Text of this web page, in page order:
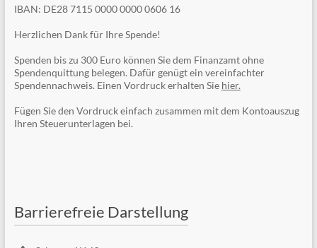
IBAN: DE28 7115 0000 0000 0606 16
Herzlichen Dank für Ihre Spende!
Spenden bis zu 300 Euro können Sie dem Finanzamt ohne
Spendenquittung belegen. Dafür genügt ein vereinfachter
Spendennachweis. Einen Vordruck erhalten Sie hier.
Fügen Sie den Vordruck einfach zusammen mit dem Kontoauszug
Ihren Steuerunterlagen bei.
Barrierefreie Darstellung